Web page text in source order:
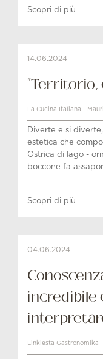
Scopri di più
14.06.2024
"Territorio,
La Cucina Italiana -
Diverte e si
estetica che
Ostrica di lago -
boccone fa
Scopri di più
04.06.2024
incredibile
Linkiesta Gastronomika